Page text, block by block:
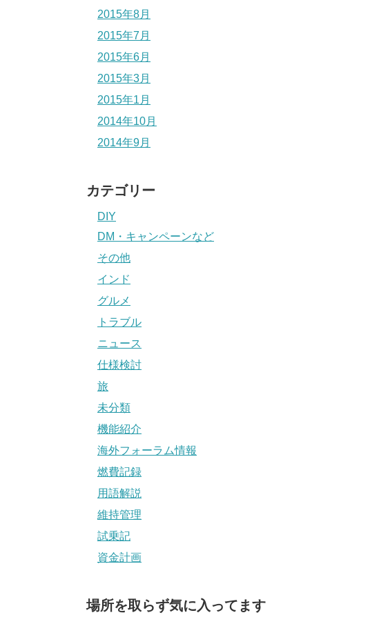
2015年8月
2015年7月
2015年6月
2015年3月
2015年1月
2014年10月
2014年9月
カテゴリー
DIY
DM・キャンペーンなど
その他
インド
グルメ
トラブル
ニュース
仕様検討
旅
未分類
機能紹介
海外フォーラム情報
燃費記録
用語解説
維持管理
試乗記
資金計画
場所を取らず気に入ってます